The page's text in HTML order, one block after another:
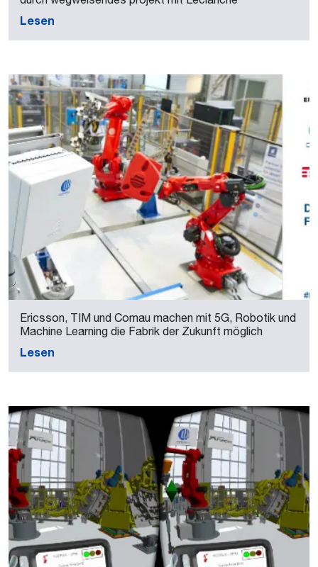
Lesen
Ericsson, TIM und Comau machen mit 5G, Robotik und
Machine Learning die Fabrik der Zukunft möglich
Lesen